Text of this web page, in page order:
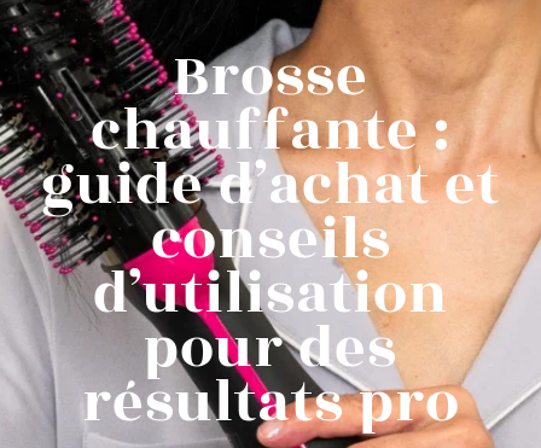
Brosse
chauffante :
guide d’achat et
conseils
d’utilisation
pour des
résultats pro